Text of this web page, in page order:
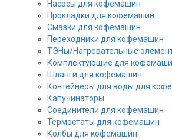
Насосы для кофемашин
Прокладки для кофемашин
Смазки для кофемашин
Переходники для кофемашин
ТЭНы/Нагревательные
Комплектующие для
Шланги для кофемашин
Контейнеры для воды для
Капучинаторы
Соединители для кофемашин
Термостаты для кофемашин
Колбы для кофемашин